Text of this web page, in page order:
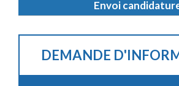
DEMANDE